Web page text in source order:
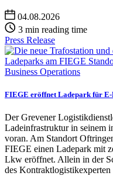
04.08.2026
3 min reading time
Press Release
Business Operations
FIEGE eröffnet Ladepark für
Der Grevener
Ladeinfrastruktur in seinem
voran. Am Standort
FIEGE einen Ladepark mit
Lkw eröffnet. Allein in der
des